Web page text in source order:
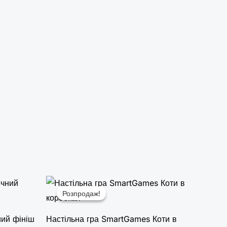
фініш
Розпродаж!
Розпродаж!
Настільна гра SmartGames Коти в
Оригінальна
ціна:
1200,00 ₴.
Поточна
ціна: